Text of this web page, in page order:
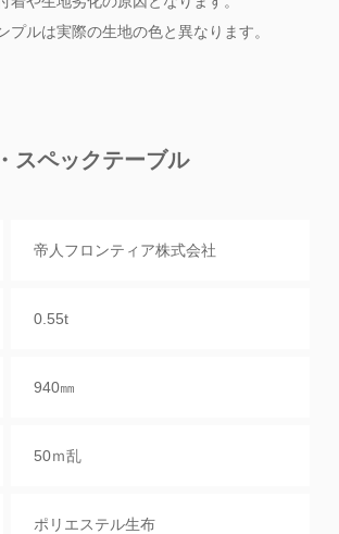
プルは実際の生地の色と異なります。
スペックテーブル
帝人フロンティア株式会社
0.55t
940㎜
50ｍ乱
ポリエステル生布